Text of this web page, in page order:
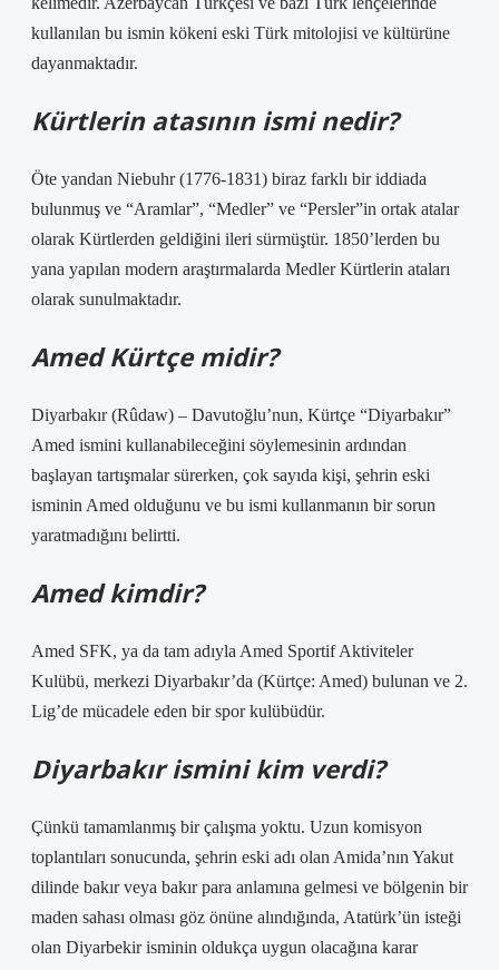
kullanılan bu ismin kökeni eski Türk mitolojisi ve kültürüne
dayanmaktadır.
Kürtlerin atasının ismi nedir?
Öte yandan Niebuhr (1776-1831) biraz farklı bir iddiada
bulunmuş ve “Aramlar”, “Medler” ve “Persler”in ortak atalar
olarak Kürtlerden geldiğini ileri sürmüştür. 1850’lerden bu
yana yapılan modern araştırmalarda Medler Kürtlerin ataları
olarak sunulmaktadır.
Amed Kürtçe midir?
Diyarbakır (Rûdaw) – Davutoğlu’nun, Kürtçe “Diyarbakır”
Amed ismini kullanabileceğini söylemesinin ardından
başlayan tartışmalar sürerken, çok sayıda kişi, şehrin eski
isminin Amed olduğunu ve bu ismi kullanmanın bir sorun
yaratmadığını belirtti.
Amed kimdir?
Amed SFK, ya da tam adıyla Amed Sportif Aktiviteler
Kulübü, merkezi Diyarbakır’da (Kürtçe: Amed) bulunan ve 2.
Lig’de mücadele eden bir spor kulübüdür.
Diyarbakır ismini kim verdi?
Çünkü tamamlanmış bir çalışma yoktu. Uzun komisyon
toplantıları sonucunda, şehrin eski adı olan Amida’nın Yakut
dilinde bakır veya bakır para anlamına gelmesi ve bölgenin bir
maden sahası olması göz önüne alındığında, Atatürk’ün isteği
olan Diyarbekir isminin oldukça uygun olacağına karar